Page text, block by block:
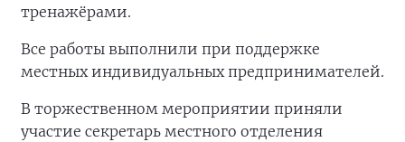
тренажёрами.
Все работы выполнили при поддержке
местных индивидуальных предпринимателей.
В торжественном мероприятии приняли
участие секретарь местного отделения